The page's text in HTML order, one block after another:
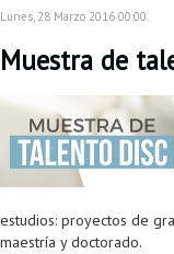
Lunes, 28 Marzo 2016 00:00
Muestra de
estudios: proyectos de
maestría y doctorado.